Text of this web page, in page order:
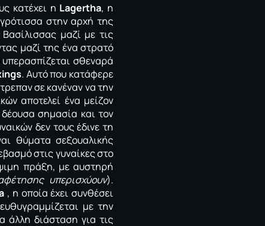
κατέχει η Lagertha, η
στην αρχή της
μαζί με τις
μαζί της ένα στρατό
σθεναρά
. Αυτό που κατάφερε
σε κανέναν να την
αποτελεί ένα μείζον
σημασία και τον
δεν τους έδινε τη
θύματα σεξουαλικής
στις γυναίκες στο
πράξη, με αυστηρή
υπερισχύουν).
, η οποία έχει συνθέσει
με την
άλλη διάσταση για τις